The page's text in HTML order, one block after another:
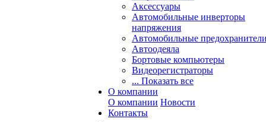
Аксессуары
Автомобильные инверторы
напряжения
Автомобильные
Автоодеяла
Бортовые компьютеры
Видеорегистраторы
... Показать все
О компании
О компании Новости
Контакты